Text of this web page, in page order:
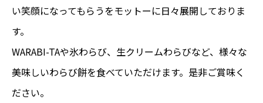
い笑顔になってもらうをモットーに日々展開しておりま
す。
WARABI-TAや氷わらび、生クリームわらびなど、様々な
美味しいわらび餅を食べていただけます。是非ご賞味く
ださい。